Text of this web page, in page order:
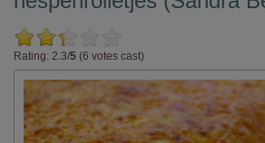
Rating: 2.3/5 (6 votes cast)